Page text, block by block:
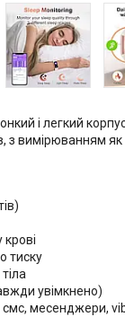
і легкий
вимірюванням як
тиску
увімкнено)
смс, месенджери,